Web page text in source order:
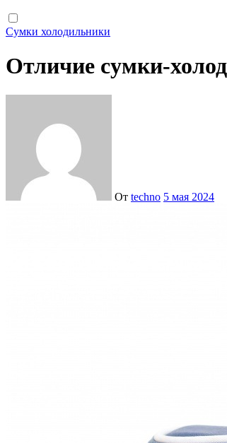
Сумки холодильники
Отличие сумки-
От techno 5 мая 2024